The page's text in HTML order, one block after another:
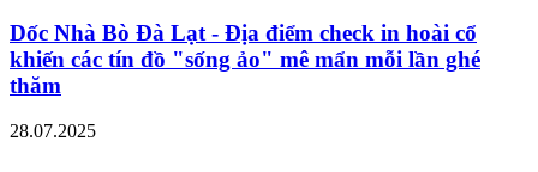
Dốc Nhà Bò Đà Lạt - Địa điểm check in hoài cổ
khiến các tín đồ "sống ảo" mê mẩn mỗi lần ghé
thăm
28.07.2025